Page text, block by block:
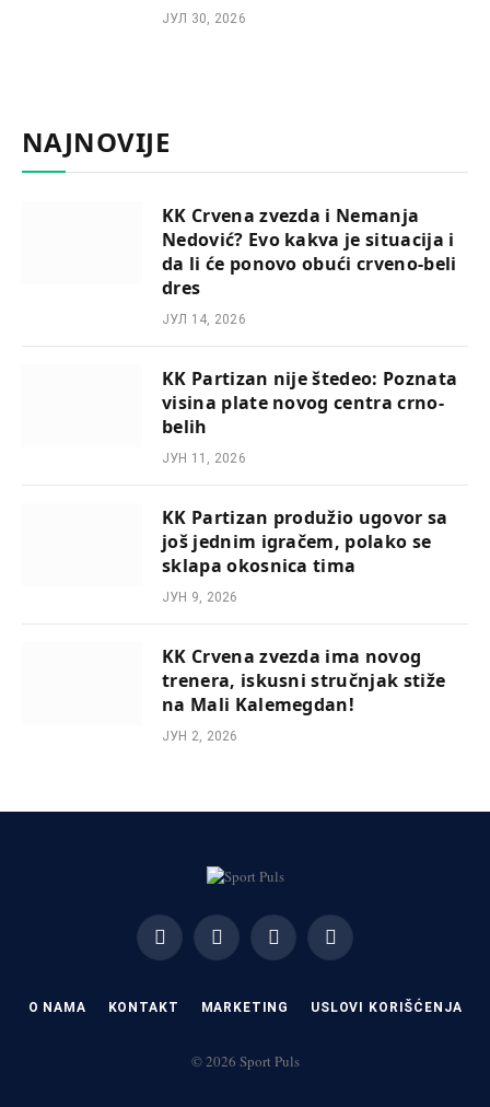
ЈУЛ 30, 2026
NAJNOVIJE
KK Crvena zvezda i Nemanja
Nedović? Evo kakva je situacija i
da li će ponovo obući crveno-beli
dres
ЈУЛ 14, 2026
KK Partizan nije štedeo: Poznata
visina plate novog centra crno-
belih
ЈУН 11, 2026
KK Partizan produžio ugovor sa
još jednim igračem, polako se
sklapa okosnica tima
ЈУН 9, 2026
KK Crvena zvezda ima novog
trenera, iskusni stručnjak stiže
na Mali Kalemegdan!
ЈУН 2, 2026
FacebookX
(Twitter)
InstagramPinterest
O NAMA KONTAKT MARKETING USLOVI KORIŠĆENJA
© 2026 Sport Puls